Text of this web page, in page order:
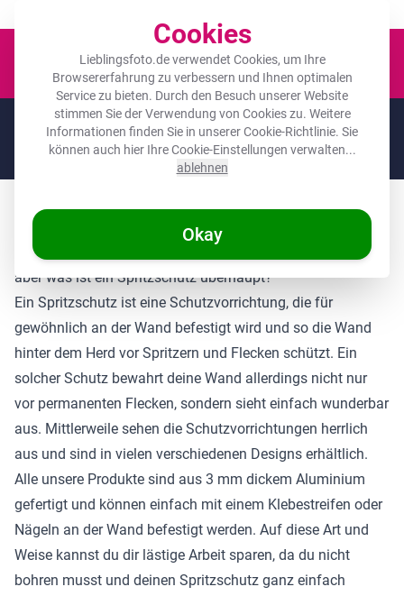
Cookies
Lieblingsfoto.de verwendet Cookies, um Ihre
Browsererfahrung zu verbessern und Ihnen optimalen
Service zu bieten. Durch den Besuch unserer Website
stimmen Sie der Verwendung von Cookies zu. Weitere
Informationen finden Sie in unsererCookie-Richtlinie. Sie
können auch hier Ihre Cookie-Einstellungen verwalten...
ablehnen
Okay
SOMMERDEALS:Die höchsten Rabatte des Jahres auf deine
Lieblingsgeschenke! 🌞
1 tag und 41
Der perfekte Schutz für deine Küche
Ein Spritzschutz ist die perfekte Ergänzung für jede Küche,
aber was ist ein Spritzschutz überhaupt?
Ein Spritzschutz ist eine Schutzvorrichtung, die für
gewöhnlich an der Wand befestigt wird und so die Wand
hinter dem Herd vor Spritzern und Flecken schützt. Ein
solcher Schutz bewahrt deine Wand allerdings nicht nur
vor permanenten Flecken, sondern sieht einfach wunderbar
aus. Mittlerweile sehen die Schutzvorrichtungen herrlich
aus und sind in vielen verschiedenen Designs erhältlich.
Alle unsere Produkte sind aus 3 mm dickem Aluminium
gefertigt und können einfach mit einem Klebestreifen oder
Nägeln an der Wand befestigt werden. Auf diese Art und
Weise kannst du dir lästige Arbeit sparen, da du nicht
bohren musst und deinen Spritzschutz ganz einfach